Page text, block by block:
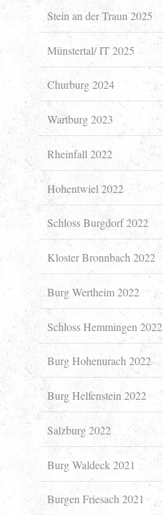
Stein an der Traun 2025
Münstertal/ IT 2025
Churburg 2024
Wartburg 2023
Rheinfall 2022
Hohentwiel 2022
Schloss Burgdorf 2022
Kloster Bronnbach 2022
Burg Wertheim 2022
Schloss Hemmingen 2022
Burg Hohenurach 2022
Burg Helfenstein 2022
Salzburg 2022
Burg Waldeck 2021
Burgen Friesach 2021